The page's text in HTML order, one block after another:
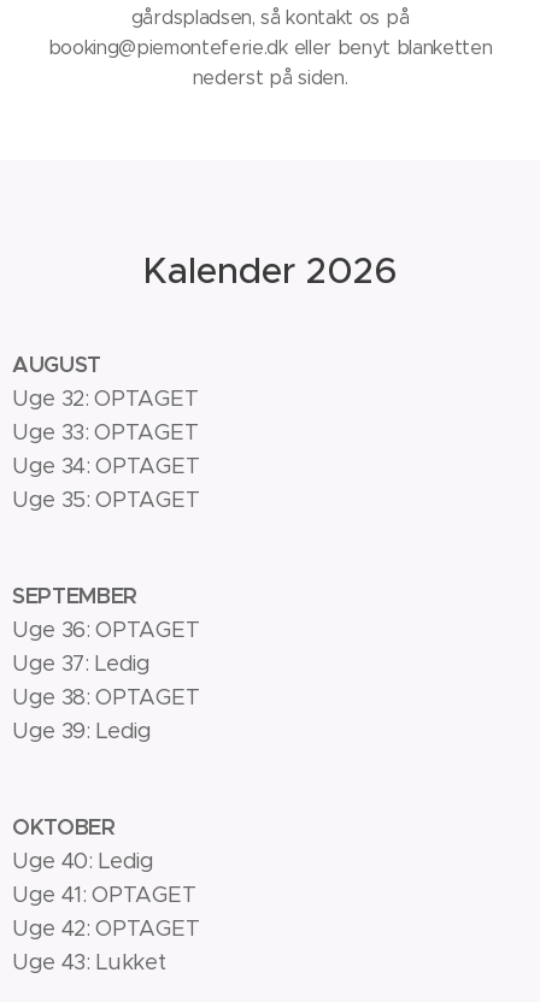
gårdspladsen, så kontakt os på
booking@piemonteferie.dk eller benyt blanketten
nederst på siden.
Kalender 2026
AUGUST
Uge 32: OPTAGET
Uge 33: OPTAGET
Uge 34: OPTAGET
Uge 35: OPTAGET
SEPTEMBER
Uge 36: OPTAGET
Uge 37: Ledig
Uge 38: OPTAGET
Uge 39: Ledig
OKTOBER
Uge 40: Ledig
Uge 41: OPTAGET
Uge 42: OPTAGET
Uge 43: Lukket